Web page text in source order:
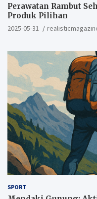
Perawatan Rambut
Produk Pilihan
2025-05-31
SPORT